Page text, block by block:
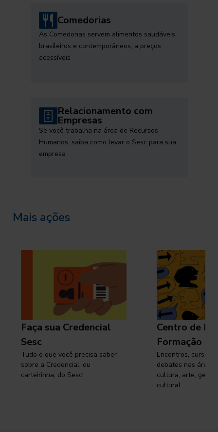
Comedorias
As Comedorias servem alimentos saudáveis,
brasileiros e contemporâneos, a preços
acessíveis
Relacionamento com
Empresas
Se você trabalha na área de Recursos
Humanos, saiba como levar o Sesc para sua
empresa
Mais ações
Faça sua Credencial
Sesc
Tudo o que você precisa saber
sobre a Credencial, ou
carteirinha, do Sesc!
Centro de
Formação
Encontros, cursos,
debates nas áreas
cultura, arte,
cultural